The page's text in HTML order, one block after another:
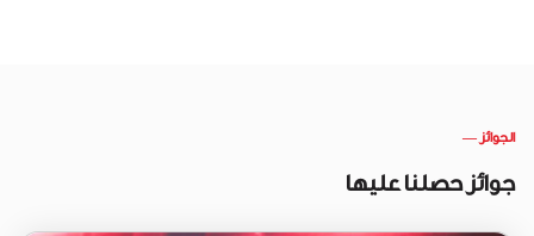
الجوائز —
جوائز حصلنا عليها